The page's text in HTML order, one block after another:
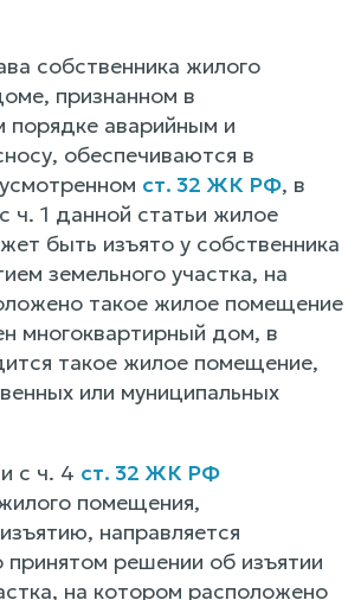
собственника жилого
признанном в
порядке аварийным и
обеспечиваются в
ст. 32 ЖК РФ, в
ч. 1 данной статьи жилое
быть изъято у собственника
земельного участка, на
такое жилое помещение
многоквартирный дом, в
такое жилое помещение,
или муниципальных
с ч. 4 ст. 32 ЖК РФ
помещения,
направляется
принятом решении об изъятии
на котором расположено